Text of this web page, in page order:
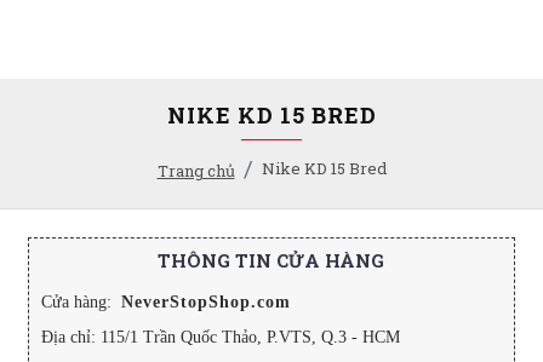
Trang chủ Nike KD 15 Bred
NIKE KD 15 BRED
THÔNG TIN CỬA HÀNG
Cửa hàng: NeverStopShop.com
Địa chỉ: 115/1 Trần Quốc Thảo, P.VTS, Q.3 - HCM